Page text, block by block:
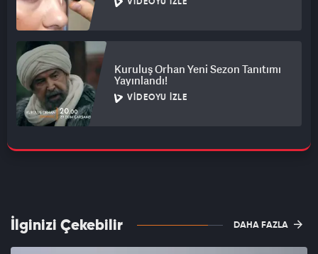
VIDEOYU İZLE
Kuruluş Orhan Yeni Sezon Tanıtımı
Yayınlandı!
VIDEOYU İZLE
İlginizi Çekebilir DAHA FAZLA